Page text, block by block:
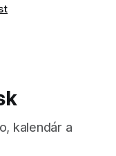
kalendár a